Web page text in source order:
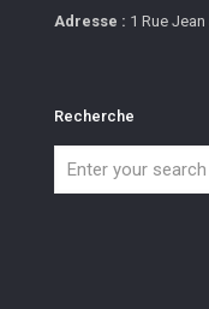
Adresse : 1 Rue
Recherche